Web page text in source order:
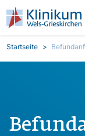
Direkt zum Inhalt
Startseite